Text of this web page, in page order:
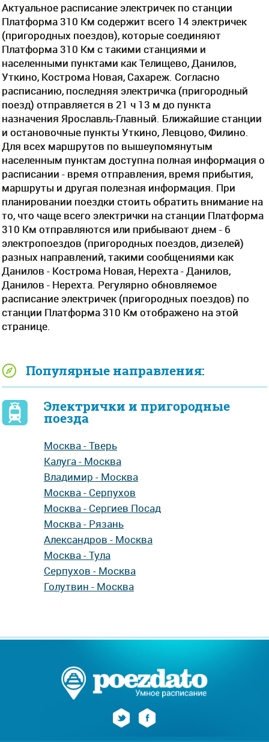
Актуальное расписание электричек по станции
Платформа 310 Км содержит всего 14 электричек
(пригородных поездов), которые соединяют
Платформа 310 Км с такими станциями и
населенными пунктами как Телищево, Данилов,
Уткино, Кострома Новая, Сахареж. Согласно
расписанию, последняя электричка (пригородный
поезд) отправляется в 21 ч 13 м до пункта
назначения Ярославль-Главный. Ближайшие станции
и остановочные пункты Уткино, Левцово, Филино.
Для всех маршрутов по вышеупомянутым
населенным пунктам доступна полная информация о
расписании - время отправления, время прибытия,
маршруты и другая полезная информация. При
планировании поездки стоить обратить внимание на
то, что чаще всего электрички на станции Платформа
310 Км отправляются или прибывают днем - 6
электропоездов (пригородных поездов, дизелей)
разных направлений, такими сообщениями как
Данилов - Кострома Новая, Нерехта - Данилов,
Данилов - Нерехта. Регулярно обновляемое
расписание электричек (пригородных поездов) по
станции Платформа 310 Км отображено на этой
странице.
Популярные направления:
Электрички и пригородные
поезда
Москва - Тверь
Калуга - Москва
Владимир - Москва
Москва - Серпухов
Москва - Сергиев Посад
Москва - Рязань
Александров - Москва
Москва - Тула
Серпухов - Москва
Голутвин - Москва